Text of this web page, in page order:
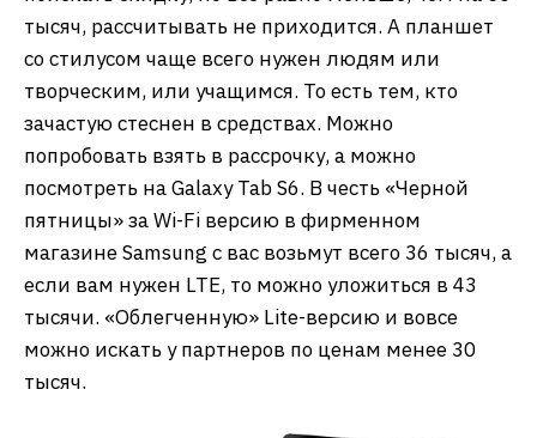
тысяч, рассчитывать не приходится. А планшет
со стилусом чаще всего нужен людям или
творческим, или учащимся. То есть тем, кто
зачастую стеснен в средствах. Можно
попробовать взять в рассрочку, а можно
посмотреть на Galaxy Tab S6. В честь «Черной
пятницы» за Wi-Fi версию в фирменном
магазине Samsung с вас возьмут всего 36 тысяч, а
если вам нужен LTE, то можно уложиться в 43
тысячи. «Облегченную» Lite-версию и вовсе
можно искать у партнеров по ценам менее 30
тысяч.